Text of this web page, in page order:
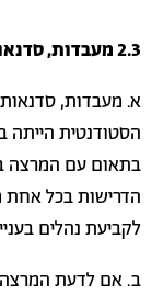
2.3 מעבדות, סדנאות, עבודה מעשית
א. מעבדות,
הסטודנטית הייתה
בתאום עם המרצה
הדרישות בכל אחת
לקביעת נהלים
ב. אם לדעת המרצה